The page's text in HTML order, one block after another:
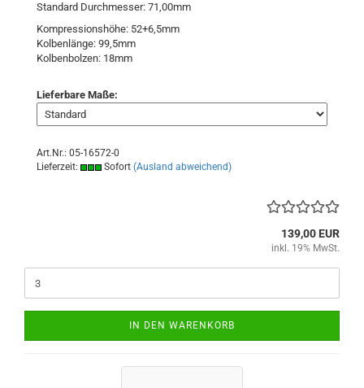
Standard Durchmesser: 71,00mm
Kompressionshöhe: 52+6,5mm
Kolbenlänge: 99,5mm
Kolbenbolzen: 18mm
Lieferbare Maße:
Art.Nr.: 05-16572-0
Lieferzeit:
Sofort (Ausland abweichend)
139,00 EUR
inkl. 19% MwSt.
IN DEN WARENKORB